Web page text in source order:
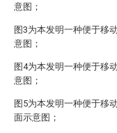
意图；
图3为本发明一种便于移
意图；
图4为本发明一种便于移
意图；
图5为本发明一种便于移
面示意图；